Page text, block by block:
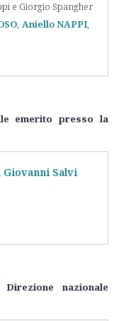
e Giorgio Spangher
AnielloNAPPI
emerito presso la
Salvi
nazionale